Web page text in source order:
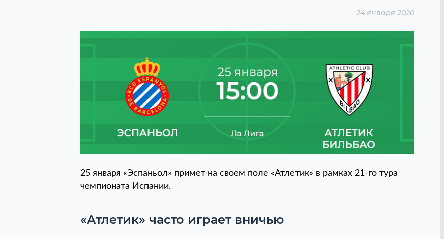
24 января 2020
25 января «Эспаньол» примет на своем поле «Атлетик» в рамках 21-го тура
чемпионата Испании.
«Атлетик» часто играет вничью